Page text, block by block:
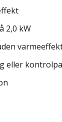
2,0 kW
eller